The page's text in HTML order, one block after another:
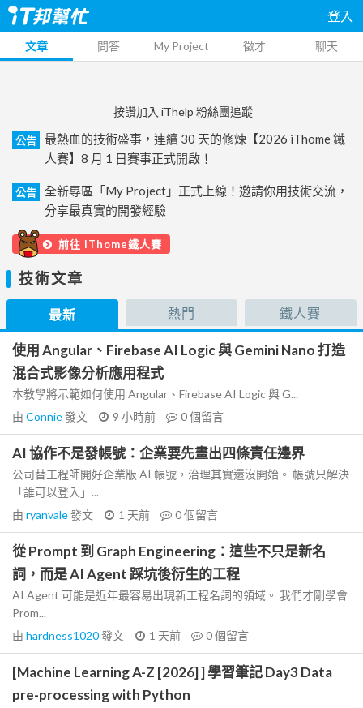
登入
文章 問答 My Project 徵才 聊天
按讚加入 iThelp 粉絲團追蹤
公告
最熱血的技術盛事，連續 30 天的修煉【2026 iThome 鐵
人賽】8 月 1 日賽事正式開啟！
公告
全新專區「My Project」正式上線！邀請你用技術交流，
分享最真實的開發經驗
前往 iThome鐵人賽
技術文章
最新 熱門 鐵人賽
使用 Angular、Firebase AI Logic 與 Gemini Nano 打造
混合式影像分析應用程式
本教學將示範如何使用 Angular、Firebase AI Logic 與 G...
由 Connie發文 9 小時前 0個留言
AI 協作不是發帳號：企業要先畫出四條責任邊界
公司替工程師開好企業版 AI 帳號，治理其實還沒開始。 帳號只解決
「誰可以登入」...
由 ryanvale發文 1 天前 0個留言
從 Prompt 到 Graph Engineering：這些不只是新名
詞，而是 AI Agent 踩坑後衍生的工程
AI Agent 可能是近年最容易出現新工程名詞的領域。 我們才剛學會
Prom...
由 hardness1020發文 1 天前 0個留言
[Machine Learning A-Z [2026] ] 學習筆記 Day3 Data
pre-processing with Python